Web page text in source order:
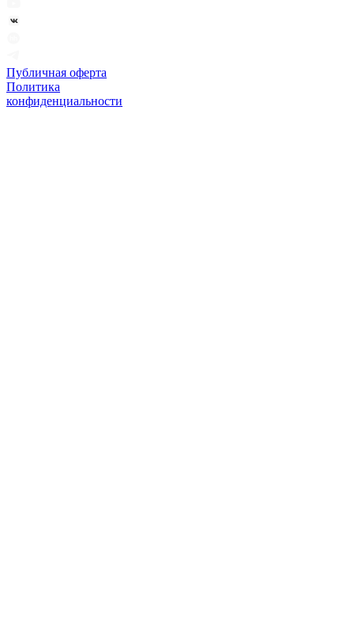
Публичная оферта
Политика
конфиденциальности